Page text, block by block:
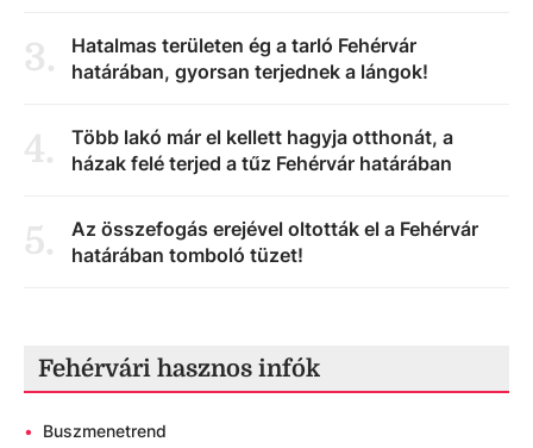
3.
Hatalmas területen ég a tarló Fehérvár
határában, gyorsan terjednek a lángok!
4.
Több lakó már el kellett hagyja otthonát, a
házak felé terjed a tűz Fehérvár határában
5.
Az összefogás erejével oltották el a Fehérvár
határában tomboló tüzet!
Fehérvári hasznos infók
• Buszmenetrend